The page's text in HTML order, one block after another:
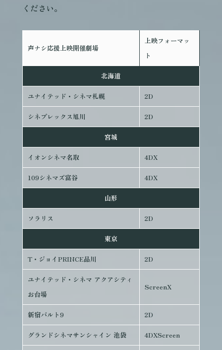
ください。
声ナシ応援上映開催劇場
上映フォーマッ
ト
北海道
ユナイテッド・シネマ札幌 2D
シネプレックス旭川 2D
宮城
イオンシネマ名取 4DX
109シネマズ富谷 4DX
山形
ソラリス 2D
東京
T・ジョイPRINCE品川 2D
ユナイテッド・シネマ アクアシティ
お台場
ScreenX
新宿バルト9 2D
グランドシネマサンシャイン 池袋 4DXScreen